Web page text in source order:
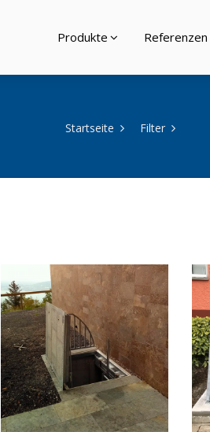
Produkte Referenzen
Startseite Filter